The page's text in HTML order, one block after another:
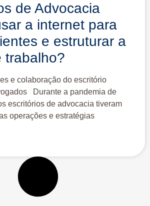
de Advocacia
a internet para
e estruturar a
trabalho?
e colaboração do escritório
Durante a pandemia de
escritórios de advocacia tiveram
operações e estratégias